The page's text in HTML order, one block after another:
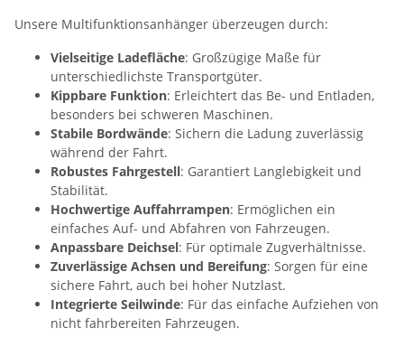
Unsere Multifunktionsanhänger überzeugen durch:
Vielseitige Ladefläche: Großzügige Maße für
unterschiedlichste Transportgüter.
Kippbare Funktion: Erleichtert das Be- und Entladen,
besonders bei schweren Maschinen.
Stabile Bordwände: Sichern die Ladung zuverlässig
während der Fahrt.
Robustes Fahrgestell: Garantiert Langlebigkeit und
Stabilität.
Hochwertige Auffahrrampen: Ermöglichen ein
einfaches Auf- und Abfahren von Fahrzeugen.
Anpassbare Deichsel: Für optimale Zugverhältnisse.
Zuverlässige Achsen und Bereifung: Sorgen für eine
sichere Fahrt, auch bei hoher Nutzlast.
Integrierte Seilwinde: Für das einfache Aufziehen von
nicht fahrbereiten Fahrzeugen.